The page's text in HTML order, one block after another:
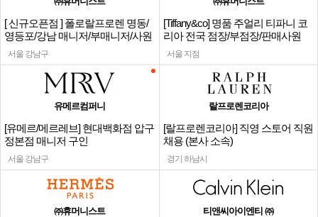
[ 신규오픈점 ] 폴로랄프로렌 명동/
영등포/강남 매니저/부매니저/사원
서울 강남구
[Tiffany&co] 명품 주얼리 티파니 코
리아 전국 점장/부점장/판매사원
서울 지점
유메르컴퍼니
[유메르/메르레브] 현대백화점 압구
정본점 매니저 구인
서울 강남구
랄프로렌코리아
[랄프로렌코리아] 직영 스토어 직원
채용 (본사 소속)
경기 하남시
㈜휴머니스트 티앤씨아이엔티 ㈜